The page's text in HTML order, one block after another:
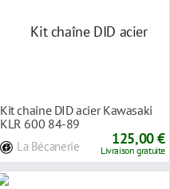
Kit chaîne DID acier Kawasaki
KLR 600 84-89
La Bécanerie 125,00 €
Livraison gratuite